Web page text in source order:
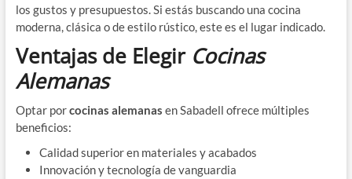
los gustos y presupuestos. Si estás buscando una cocina
moderna, clásica o de estilo rústico, este es el lugar indicado.
Ventajas de Elegir Cocinas
Alemanas
Optar porcocinas alemanas en Sabadell ofrece múltiples
beneficios:
Calidad superior en materiales y acabados
Innovación y tecnología de vanguardia